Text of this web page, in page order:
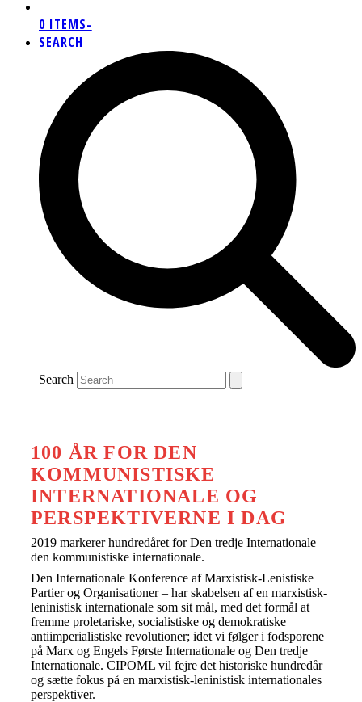
0 ITEMS-
SEARCH
Search
100 ÅR FOR DEN
KOMMUNISTISKE
INTERNATIONALE OG
PERSPEKTIVERNE I DAG
2019 markerer hundredåret for Den tredje Internationale –
den kommunistiske internationale.
Den Internationale Konference af Marxistisk-Lenistiske
Partier og Organisationer – har skabelsen af en marxistisk-
leninistisk internationale som sit mål, med det formål at
fremme proletariske, socialistiske og demokratiske
antiimperialistiske revolutioner; idet vi følger i fodsporene
på Marx og Engels Første Internationale og Den tredje
Internationale. CIPOML vil fejre det historiske hundredår
og sætte fokus på en marxistisk-leninistisk internationales
perspektiver.